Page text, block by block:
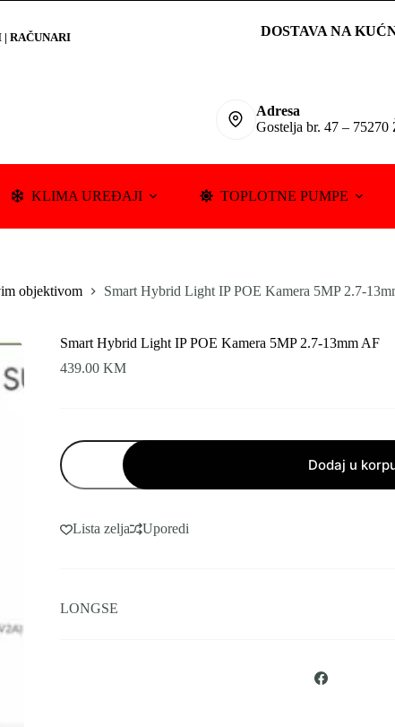
RAČUNARI DOSTAVA NA
Adresa
Gostelja br. 47 –
KLIMA UREĐAJI TOPLOTNE PUMPE
objektivom Smart Hybrid Light IP POE Kamera 5MP 2.7-
Smart Hybrid Light IP POE Kamera 5MP 2.7-13mm AF
439.00 KM
Smart
Hybrid
Light
Kamera
5MP
Dodaj u
Lista zelja Uporedi
LONGSE